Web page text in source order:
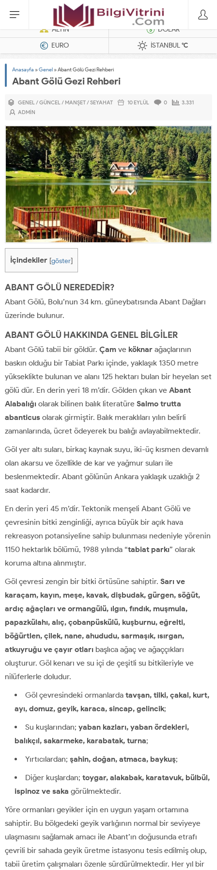
Dizel Jeneratörler
ALTIN
DOLAR
EURO
İSTANBUL°C
Anasayfa »Genel »Abant Gölü Gezi Rehberi
Abant Gölü Gezi Rehberi
GENEL/GÜNCEL/ MANŞET/SEYAHAT 10 EYLÜL 0
3.331
ADMIN
İçindekiler [göster]
ABANT GÖLÜ NEREDEDİR?
Abant Gölü, Bolu’nun 34 km. güneybatısında Abant Dağları
üzerinde bulunur.
ABANT GÖLÜ HAKKINDA GENEL BİLGİLER
Abant Gölü tabii bir göldür. Çam ve köknar ağaçlarının
baskın olduğu bir Tabiat Parkı içinde, yaklaşık 1350 metre
yükseklikte bulunan ve alanı 125 hektarı bulan bir heyelan set
gölü dür. En derin yeri 18 m’dir. Gölden çıkan ve Abant
Alabalığı olarak bilinen balık literatüre Salmo trutta
abanticus olarak girmiştir. Balık meraklıları yılın belirli
zamanlarında, ücret ödeyerek bu balığı avlayabilmektedir.
Göl yer altı suları, birkaç kaynak suyu, iki-üç kısmen devamlı
olan akarsu ve özellikle de kar ve yağmur suları ile
beslenmektedir. Abant gölünün Ankara yaklaşık uzaklığı 2
saat kadardır.
En derin yeri 45 m’dir. Tektonik menşeli Abant Gölü ve
çevresinin bitki zenginliği, ayrıca büyük bir açık hava
rekreasyon potansiyeline sahip bulunması nedeniyle yörenin
1150 hektarlık bölümü, 1988 yılında “tabiat parkı” olarak
koruma altına alınmıştır.
Göl çevresi zengin bir bitki örtüsüne sahiptir. Sarı ve
karaçam, kayın, meşe, kavak, dişbudak, gürgen, söğüt,
ardıç ağaçları ve ormangülü, ılgın, fındık, muşmula,
papazkülahı, alıç, çobanpüskülü, kuşburnu, eğrelti,
böğürtlen, çilek, nane, ahududu, sarmaşık, ısırgan,
atkuyruğu ve çayır otları başlıca ağaç ve ağaççıkları
oluşturur. Göl kenarı ve su içi de çeşitli su bitkileriyle ve
nilüferlerle doludur.
Göl çevresindeki ormanlarda tavşan, tilki, çakal, kurt,
ayı, domuz, geyik, karaca, sincap, gelincik;
Su kuşlarından; yaban kazları, yaban ördekleri,
balıkçıl, sakarmeke, karabatak, turna;
Yırtıcılardan; şahin, doğan, atmaca, baykuş;
Diğer kuşlardan; toygar, alakabak, karatavuk, bülbül,
ispinoz ve saka görülmektedir.
Yöre ormanları geyikler için en uygun yaşam ortamına
sahiptir. Bu bölgedeki geyik varlığının normal bir seviyeye
ulaşmasını sağlamak amacı ile Abant’ın doğusunda etrafı
çevrili bir sahada geyik üretme istasyonu tesis edilmiş olup,
tabii üretim çalışmaları özenle sürdürülmektedir. Her yıl bir